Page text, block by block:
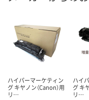
ハイパーマーケティン
グ キヤノン（Canon）用
リ…
ハイ
グ キ
リ…